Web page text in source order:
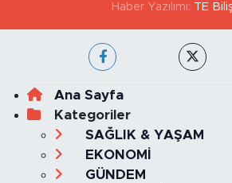
Haber Yazılımı: TE
Ana Sayfa
Kategoriler
SAĞLIK & YAŞAM
EKONOMİ
GÜNDEM